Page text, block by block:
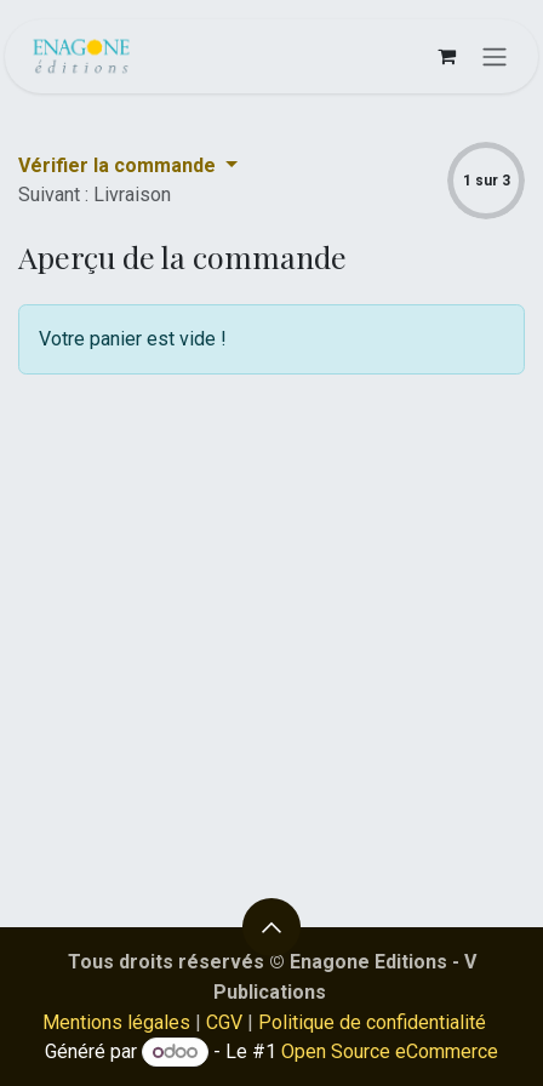
Vérifier la commande
Suivant : Livraison
1 sur 3
Aperçu de la commande
Votre panier est vide !
Tous droits réservés © Enagone Editions - V
Publications
Mentions légales | CGV | Politique de confidentialité
Généré par
- Le #1 Open Source eCommerce